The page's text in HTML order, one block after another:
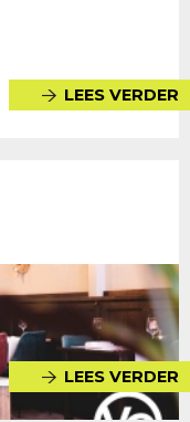
LEES VERDER
LEES VERDER